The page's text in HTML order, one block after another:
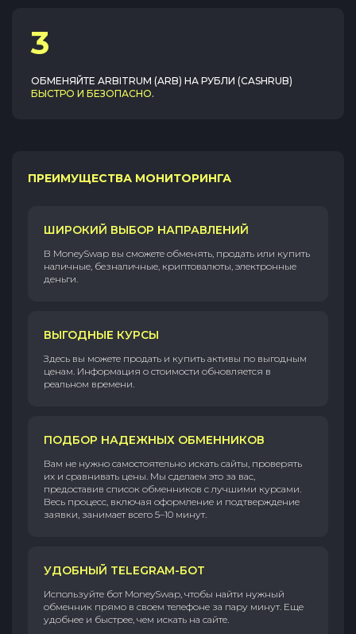
3
ОБМЕНЯЙТЕ ARBITRUM (ARB) НА РУБЛИ (CASHRUB)
БЫСТРО И БЕЗОПАСНО.
ПРЕИМУЩЕСТВА МОНИТОРИНГА
ШИРОКИЙ ВЫБОР НАПРАВЛЕНИЙ
В MoneySwap вы сможете обменять, продать или купить
наличные, безналичные, криптовалюты, электронные
деньги.
ВЫГОДНЫЕ КУРСЫ
Здесь вы можете продать и купить активы по выгодным
ценам. Информация о стоимости обновляется в
реальном времени.
ПОДБОР НАДЕЖНЫХ ОБМЕННИКОВ
Вам не нужно самостоятельно искать сайты, проверять
их и сравнивать цены. Мы сделаем это за вас,
предоставив список обменников с лучшими курсами.
Весь процесс, включая оформление и подтверждение
заявки, занимает всего 5–10 минут.
УДОБНЫЙ TELEGRAM-БОТ
Используйте бот MoneySwap, чтобы найти нужный
обменник прямо в своем телефоне за пару минут. Еще
удобнее и быстрее, чем искать на сайте.